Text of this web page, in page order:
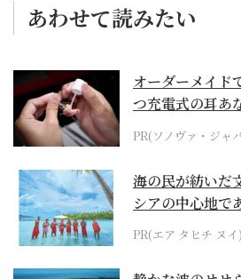
あわせて読みたい
オーダーメイド
つ充電式の耳あ
PR(ソノヴァ・ジャ
海の民が紡いだ
シアの中心地で
らみえてくる...
PR(エア タヒチ ヌイ)